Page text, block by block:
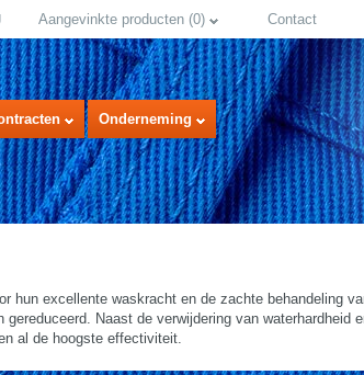
Aangevinkte producten (0) Contact
Onderneming
hun excellente waskracht en de zachte behandeling
Naast de verwijdering van waterhardheid
al de hoogste effectiviteit.